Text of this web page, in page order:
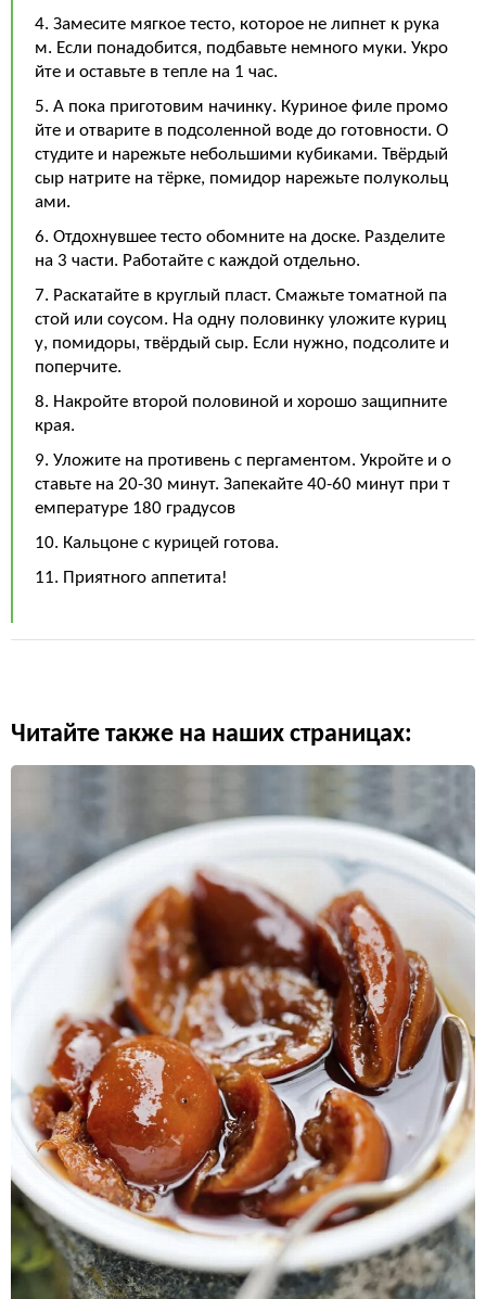
4. Замесите мягкое тесто, которое не липнет к рука
м. Если понадобится, подбавьте немного муки. Укро
йте и оставьте в тепле на 1 час.
5. А пока приготовим начинку. Куриное филе промо
йте и отварите в подсоленной воде до готовности. О
студите и нарежьте небольшими кубиками. Твёрдый
сыр натрите на тёрке, помидор нарежьте полукольц
ами.
6. Отдохнувшее тесто обомните на доске. Разделите
на 3 части. Работайте с каждой отдельно.
7. Раскатайте в круглый пласт. Смажьте томатной па
стой или соусом. На одну половинку уложите куриц
у, помидоры, твёрдый сыр. Если нужно, подсолите и
поперчите.
8. Накройте второй половиной и хорошо защипните
края.
9. Уложите на противень с пергаментом. Укройте и о
ставьте на 20-30 минут. Запекайте 40-60 минут при т
емпературе 180 градусов
10. Кальцоне с курицей готова.
11. Приятного аппетита!
Читайте также на наших страницах: